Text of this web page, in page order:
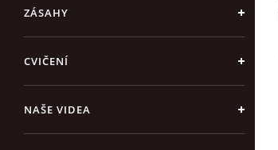
ZÁSAHY
CVIČENÍ
NAŠE VIDEA